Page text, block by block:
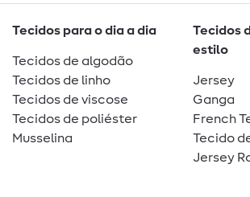
Tecidos para o dia a dia
Tecidos de algodão
Tecidos de linho
Tecidos de viscose
Tecidos de poliéster
Musselina
Tecidos
estilo
Jersey
Ganga
French
Tecido
Jersey